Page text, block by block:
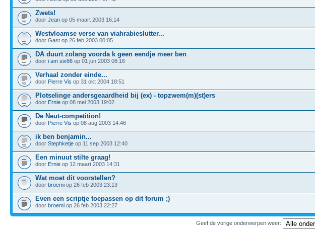
Zwets!
door Jean op 05 maart 2003 16:14
Westvloamse verse van viahrabieslutter...
door Gast op 26 feb 2003 00:05
DA duurt zolang voorda k geen eendje meer ben
door i am six66 op 01 jun 2003 08:16
Verhaal zonder einde...
door Pierre Vis op 31 okt 2004 18:51
Plotselinge andersgeaardheid bij (ex) - topzwem(m)(st)ers
door Ernie op 08 mei 2003 19:02
De Neut-competition!
door Pierre Vis op 08 aug 2003 14:46
ik ben benjamin...
door Stephketje op 11 sep 2003 12:40
Een minuut stilte graag!
door Ernie op 12 maart 2003 14:31
Wat moet dit voorstellen?
door broemi op 26 feb 2003 23:13
Even een scriptje toepassen op dit forum ;)
door broemi op 26 feb 2003 22:27
Geef de vorige onderwerpen weer: